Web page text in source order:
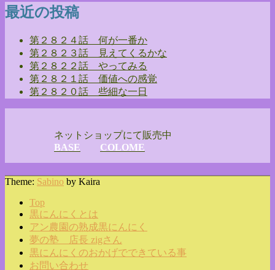
最近の投稿
第２８２４話 何が一番か
第２８２３話 見えてくるかな
第２８２２話 やってみる
第２８２１話 価値への感覚
第２８２０話 些細な一日
ネットショップにて販売中
BASE
COLOME
Theme: Sabino by Kaira
Top
黒にんにくとは
アン農園の熟成黒にんにく
夢の塾 店長 zigさん
黒にんにくのおかげでできている事
お問い合わせ